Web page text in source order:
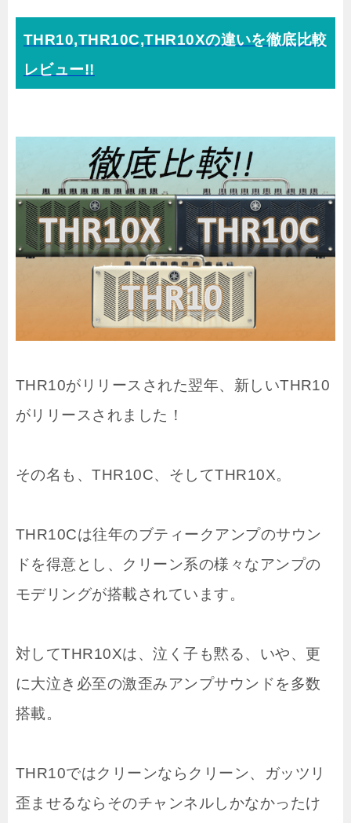
THR10,THR10C,THR10Xの違いを徹底比較
レビュー!!
THR10がリリースされた翌年、新しいTHR10
がリリースされました！
その名も、THR10C、そしてTHR10X。
THR10Cは往年のブティークアンプのサウン
ドを得意とし、クリーン系の様々なアンプの
モデリングが搭載されています。
対してTHR10Xは、泣く子も黙る、いや、更
に大泣き必至の激歪みアンプサウンドを多数
搭載。
THR10ではクリーンならクリーン、ガッツリ
歪ませるならそのチャンネルしかなかったけ